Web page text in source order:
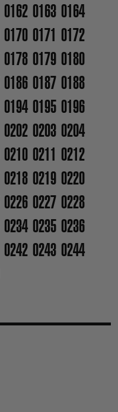
0162 0163 0164
0170 0171 0172
0178 0179 0180
0186 0187 0188
0194 0195 0196
0202 0203 0204
0210 0211 0212
0218 0219 0220
0226 0227 0228
0234 0235 0236
0242 0243 0244